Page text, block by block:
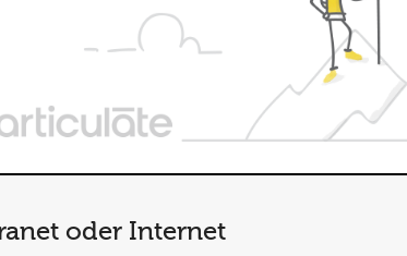
oder Internet